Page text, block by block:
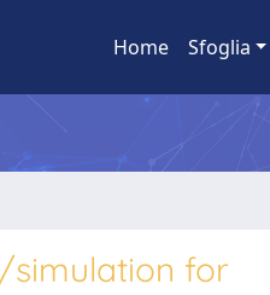
Home Sfoglia
simulation for